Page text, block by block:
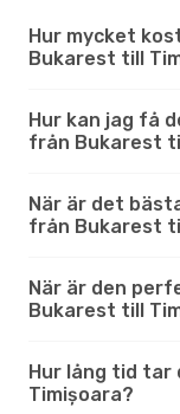
Hur mycket
Bukarest till
Hur kan jag få
från Bukarest
När är det
från Bukarest
När är den
Bukarest till
Hur lång tid
Timișoara?